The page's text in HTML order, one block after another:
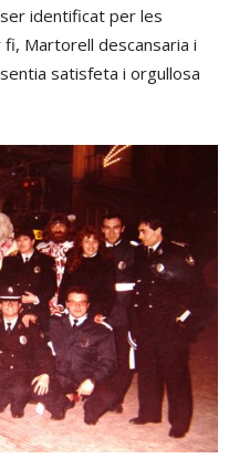
identificat per les
Martorell descansaria i
satisfeta i orgullosa